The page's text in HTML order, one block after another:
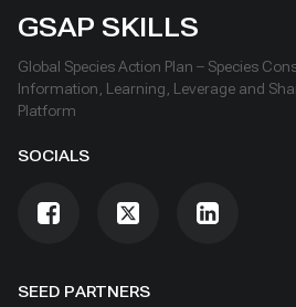
SEED PARTNERS
GSAP SKILLS
Global Species Action Plan – Species
Information, Learning, Leverage and
Platform
SOCIALS